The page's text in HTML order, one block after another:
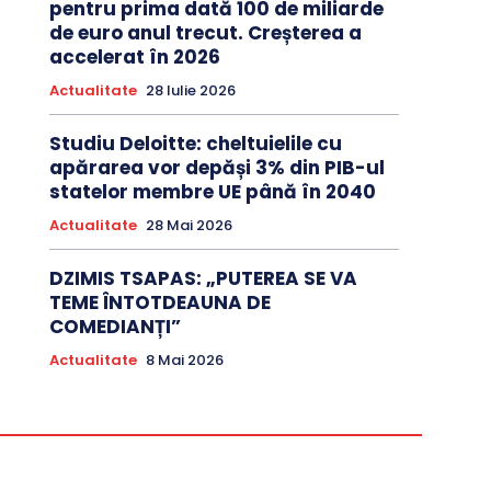
pentru prima dată 100 de miliarde
de euro anul trecut. Creșterea a
accelerat în 2026
Actualitate 28 Iulie 2026
Studiu Deloitte: cheltuielile cu
apărarea vor depăși 3% din PIB-ul
statelor membre UE până în 2040
Actualitate 28 Mai 2026
DZIMIS TSAPAS: „PUTEREA SE VA
TEME ÎNTOTDEAUNA DE
COMEDIANȚI”
Actualitate 8 Mai 2026